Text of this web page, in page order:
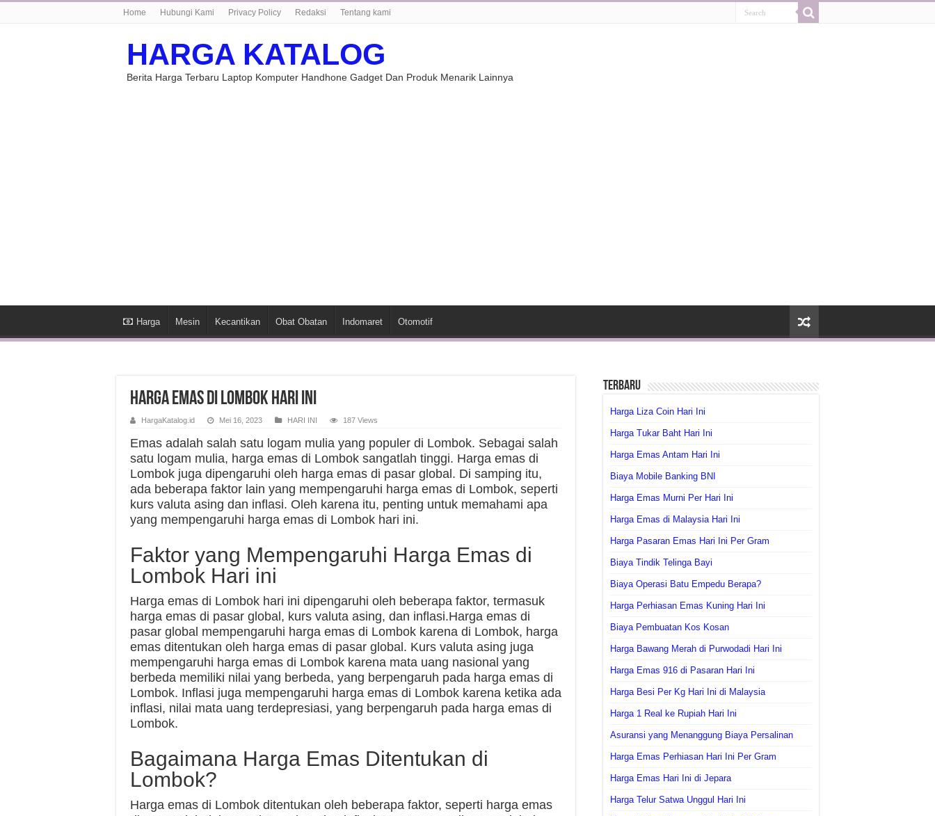
Home Hubungi Kami Privacy Policy Redaksi Tentang kami
HARGA KATALOG
Berita Harga Terbaru Laptop Komputer Handhone Gadget Dan Produk Menarik Lainnya
Harga Mesin Kecantikan Obat Obatan Indomaret Otomotif
Harga Emas di Lombok Hari Ini
HargaKatalog.id Mei 16, 2023 HARI INI 187 Views
Emas adalah salah satu logam mulia yang populer di Lombok. Sebagai salah
satu logam mulia, harga emas di Lombok sangatlah tinggi. Harga emas di
Lombok juga dipengaruhi oleh harga emas di pasar global. Di samping itu,
ada beberapa faktor lain yang mempengaruhi harga emas di Lombok, seperti
kurs valuta asing dan inflasi. Oleh karena itu, penting untuk memahami apa
yang mempengaruhi harga emas di Lombok hari ini.
Faktor yang Mempengaruhi Harga Emas di
Lombok Hari ini
Harga emas di Lombok hari ini dipengaruhi oleh beberapa faktor, termasuk
harga emas di pasar global, kurs valuta asing, dan inflasi.Harga emas di
pasar global mempengaruhi harga emas di Lombok karena di Lombok, harga
emas ditentukan oleh harga emas di pasar global. Kurs valuta asing juga
mempengaruhi harga emas di Lombok karena mata uang nasional yang
berbeda memiliki nilai yang berbeda, yang berpengaruh pada harga emas di
Lombok. Inflasi juga mempengaruhi harga emas di Lombok karena ketika ada
inflasi, nilai mata uang terdepresiasi, yang berpengaruh pada harga emas di
Lombok.
Bagaimana Harga Emas Ditentukan di
Lombok?
Harga emas di Lombok ditentukan oleh beberapa faktor, seperti harga emas
Terbaru
Harga Liza Coin Hari Ini
Harga Tukar Baht Hari Ini
Harga Emas Antam Hari Ini
Biaya Mobile Banking BNI
Harga Emas Murni Per Hari Ini
Harga Emas di Malaysia Hari Ini
Harga Pasaran Emas Hari Ini Per Gram
Biaya Tindik Telinga Bayi
Biaya Operasi Batu Empedu Berapa?
Harga Perhiasan Emas Kuning Hari Ini
Biaya Pembuatan Kos Kosan
Harga Bawang Merah di Purwodadi Hari Ini
Harga Emas 916 di Pasaran Hari Ini
Harga Besi Per Kg Hari Ini di Malaysia
Harga 1 Real ke Rupiah Hari Ini
Asuransi yang Menanggung Biaya Persalinan
Harga Emas Perhiasan Hari Ini Per Gram
Harga Emas Hari Ini di Jepara
Harga Telur Satwa Unggul Hari Ini